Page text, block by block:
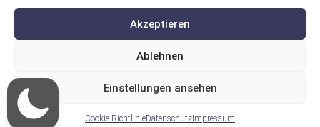
Akzeptieren
Ablehnen
Einstellungen ansehen
Cookie-RichtlinieDatenschutz Impressum
Ein Projekt der ASB Seelische Gesundheit
gGmbH